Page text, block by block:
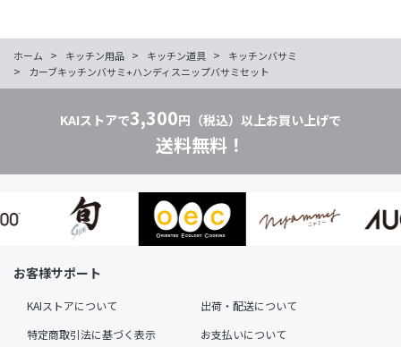
ホーム > キッチン用品 > キッチン道具 > キッチンバサミ
> カーブキッチンバサミ+ハンディスニップバサミセット
KAIストアで3,300円（税込）以上お買い上げで
送料無料！
お客様サポート
KAIストアについて
出荷・配送について
特定商取引法に基づく表示
お支払いについて